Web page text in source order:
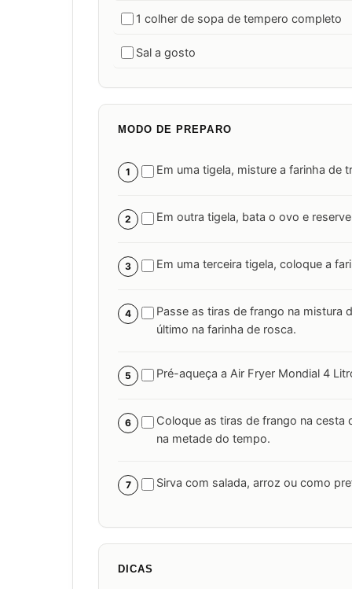
1 colher de sopa de tempero completo
Sal a gosto
MODO DE PREPARO
1 Em uma tigela, misture a farinha de
2 Em outra tigela, bata o ovo e
3 Em uma terceira tigela, coloque a
4
Passe as tiras de frango na mistura
último na farinha de rosca.
5 Pré-aqueça a Air Fryer Mondial 4
6
Coloque as tiras de frango na cesta
na metade do tempo.
7 Sirva com salada, arroz ou como
DICAS